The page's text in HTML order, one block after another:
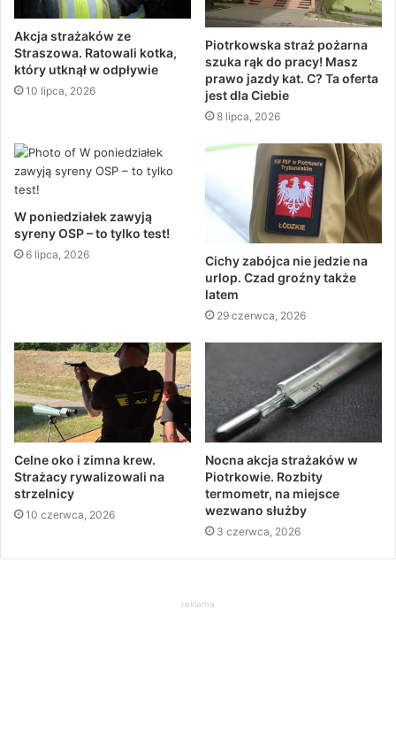
Akcja strażaków ze
Straszowa. Ratowali kotka,
który utknął w odpływie
10 lipca, 2026
Piotrkowska straż pożarna
szuka rąk do pracy! Masz
prawo jazdy kat. C? Ta oferta
jest dla Ciebie
8 lipca, 2026
W poniedziałek zawyją
syreny OSP – to tylko test!
6 lipca, 2026
Cichy zabójca nie jedzie na
urlop. Czad groźny także
latem
29 czerwca, 2026
Celne oko i zimna krew.
Strażacy rywalizowali na
strzelnicy
10 czerwca, 2026
Nocna akcja strażaków w
Piotrkowie. Rozbity
termometr, na miejsce
wezwano służby
3 czerwca, 2026
reklama